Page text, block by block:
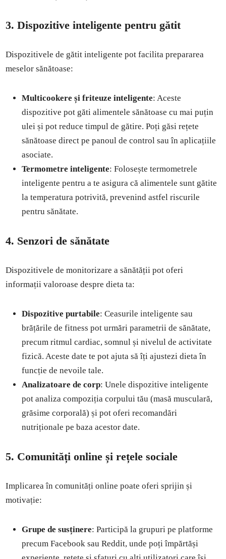
3. Dispozitive inteligente pentru gătit
Dispozitivele de gătit inteligente pot facilita prepararea
meselor sănătoase:
Multicookere și friteuze inteligente: Aceste
dispozitive pot găti alimentele sănătoase cu mai puțin
ulei și pot reduce timpul de gătire. Poți găsi rețete
sănătoase direct pe panoul de control sau în aplicațiile
asociate.
Termometre inteligente: Folosește termometrele
inteligente pentru a te asigura că alimentele sunt gătite
la temperatura potrivită, prevenind astfel riscurile
pentru sănătate.
4. Senzori de sănătate
Dispozitivele de monitorizare a sănătății pot oferi
informații valoroase despre dieta ta:
Dispozitive purtabile: Ceasurile inteligente sau
brățările de fitness pot urmări parametrii de sănătate,
precum ritmul cardiac, somnul și nivelul de activitate
fizică. Aceste date te pot ajuta să îți ajustezi dieta în
funcție de nevoile tale.
Analizatoare de corp: Unele dispozitive inteligente
pot analiza compoziția corpului tău (masă musculară,
grăsime corporală) și pot oferi recomandări
nutriționale pe baza acestor date.
5. Comunități online și rețele sociale
Implicarea în comunități online poate oferi sprijin și
motivație:
Grupe de susținere: Participă la grupuri pe platforme
precum Facebook sau Reddit, unde poți împărtăși